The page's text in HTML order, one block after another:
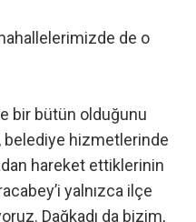
de o
bir bütün olduğunu
belediye hizmetlerinde
hareket ettiklerinin
yalnızca ilçe
Dağkadı da bizim,